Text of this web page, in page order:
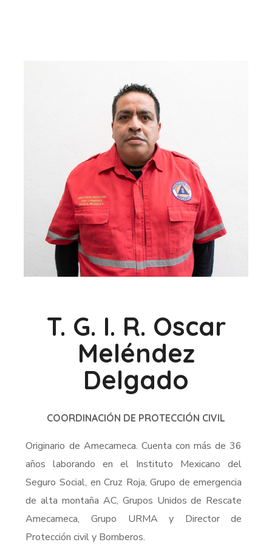
T. G. I. R. Oscar
Meléndez
Delgado
COORDINACIÓN DE PROTECCIÓN CIVIL
Originario de Amecameca. Cuenta con más de 36
años laborando en el Instituto Mexicano del
Seguro Social, en Cruz Roja, Grupo de emergencia
de alta montaña AC, Grupos Unidos de Rescate
Amecameca, Grupo URMA y Director de
Protección civil y Bomberos.